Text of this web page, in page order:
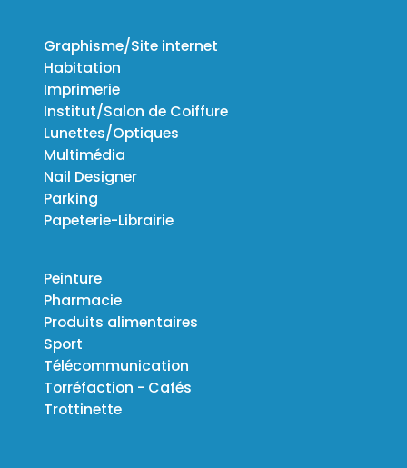
Graphisme/Site internet
Habitation
Imprimerie
Institut/Salon de Coiffure
Lunettes/Optiques
Multimédia
Nail Designer
Parking
Papeterie-Librairie
Peinture
Pharmacie
Produits alimentaires
Sport
Télécommunication
Torréfaction - Cafés
Trottinette